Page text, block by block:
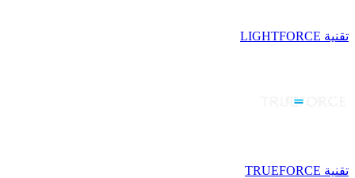
تقنية LIGHTFORCE
تقنية TRUEFORCE